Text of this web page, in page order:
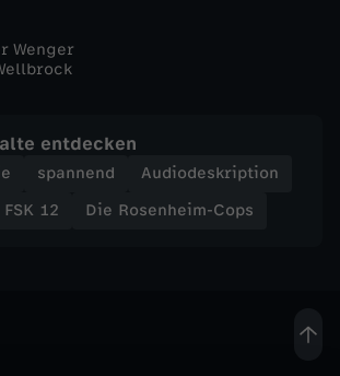
Wenger
entdecken
spannend
Audiodeskription
FSK 12 Die Rosenheim-Cops